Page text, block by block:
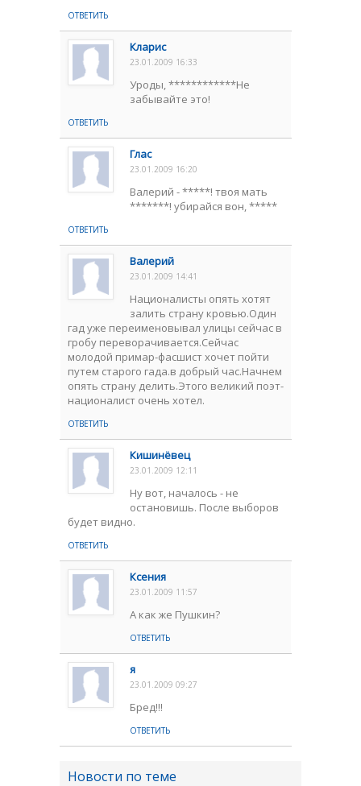
ОТВЕТИТЬ
Кларис
23.01.2009 16:33
Уроды, ************Не
забывайте это!
ОТВЕТИТЬ
Глас
23.01.2009 16:20
Валерий - *****! твоя мать
*******! убирайся вон, *****
ОТВЕТИТЬ
Валерий
23.01.2009 14:41
Националисты опять хотят
залить страну кровью.Один
гад уже переименовывал улицы сейчас в
гробу переворачивается.Сейчас
молодой примар-фасшист хочет пойти
путем старого гада.в добрый час.Начнем
опять страну делить.Этого великий поэт-
националист очень хотел.
ОТВЕТИТЬ
Кишинёвец
23.01.2009 12:11
Ну вот, началось - не
остановишь. После выборов
будет видно.
ОТВЕТИТЬ
Ксения
23.01.2009 11:57
А как же Пушкин?
ОТВЕТИТЬ
я
23.01.2009 09:27
Бред!!!
ОТВЕТИТЬ
Новости по теме